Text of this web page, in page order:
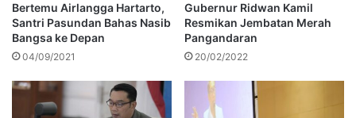
Bertemu Airlangga Hartarto,
Santri Pasundan Bahas Nasib
Bangsa ke Depan
04/09/2021
Gubernur Ridwan Kamil
Resmikan Jembatan Merah
Pangandaran
20/02/2022